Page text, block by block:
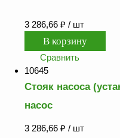
3 286,66 ₽ / шт
Сравнить
10645
Стояк насоса
насос
3 286,66 ₽ / шт